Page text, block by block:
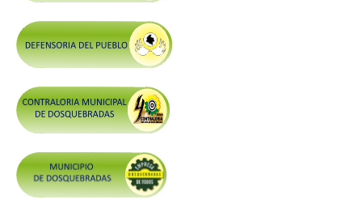
Servicio Información
Control y Rendición de Cuentas
Grupos De Interés
Gestión Seguridad y Salud en el Trabajo
Correo
Conciliación y Daño Antijurídico